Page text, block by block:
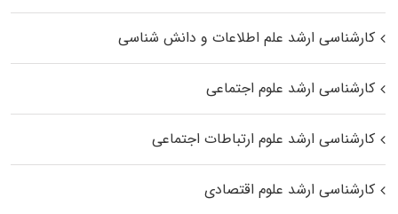
کارشناسی ارشد علم اطلاعات و دانش شناسی
کارشناسی ارشد علوم اجتماعی
کارشناسی ارشد علوم ارتباطات اجتماعی
کارشناسی ارشد علوم اقتصادی